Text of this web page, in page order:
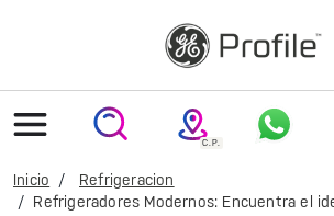
Inicio
Refrigeracion
Refrigeradores Modernos: Encuentra el